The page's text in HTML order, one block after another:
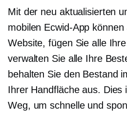
Mit der neu aktualisierten
mobilen Ecwid-App können
Website, fügen Sie alle
verwalten Sie alle Ihre
behalten Sie den Bestand
Ihrer Handfläche aus. Dies
Weg, um schnelle und